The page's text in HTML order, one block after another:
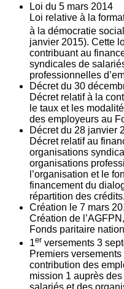
Loi du 5 mars 2014
Loi relative à la
à la démocratie
janvier 2015). Cette
contribuant au
syndicales de
professionnelles
Décret du 30
Décret relatif à la
le taux et les
des employeurs au
Décret du 28 janvier
Décret relatif au
organisations
organisations
l’organisation et le
financement du
répartition des crédits.
Création le 7 mars
Création de
Fonds paritaire
1er versements 3
Premiers
contribution des
mission 1 auprès